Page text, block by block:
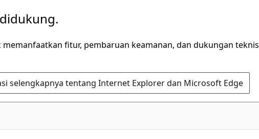
fitur, pembaruan keamanan, dan dukungan teknis
selengkapnya tentang Internet Explorer dan Microsoft Edge